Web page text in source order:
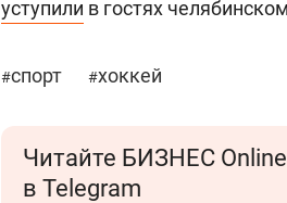
уступили в гостях
#спорт #хоккей
Читайте БИЗНЕС Online
в Telegram